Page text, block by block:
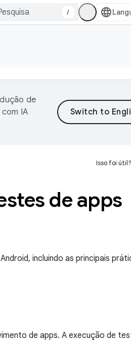
/
de
IA
Isso foi útil?
de apps
incluindo as principais
de apps. A execução de